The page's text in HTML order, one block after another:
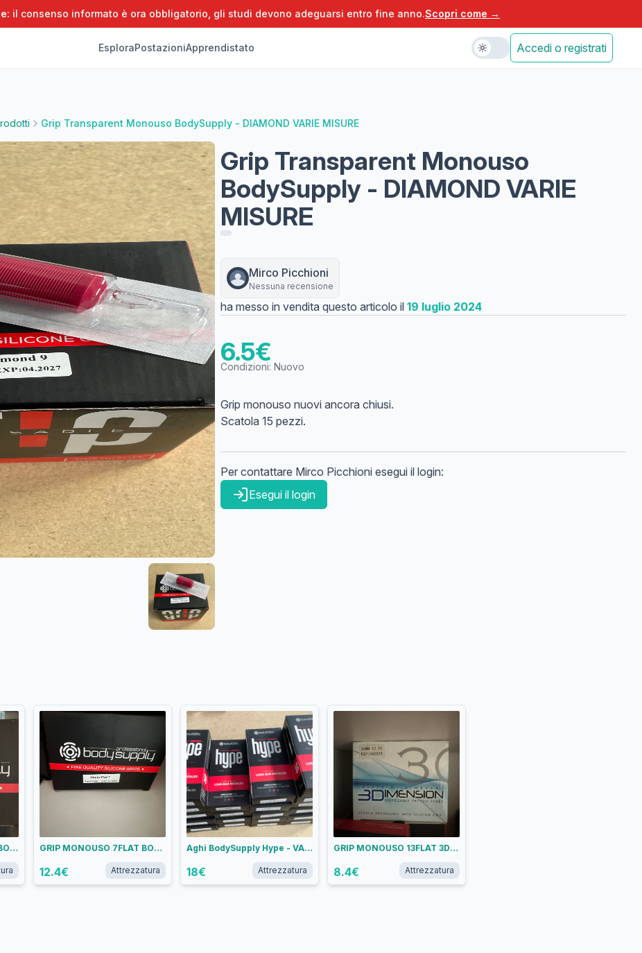
il consenso informato è ora obbligatorio, gli studi devono adeguarsi entro fine anno.Scopri come →
EsploraPostazioniApprendistato Accedi o registrati
Grip Transparent Monouso BodySupply - DIAMOND VARIE MISURE
Grip Transparent Monouso
BodySupply - DIAMOND VARIE
MISURE
Mirco Picchioni
Nessuna recensione
ha messo in vendita questo articolo il 19 luglio 2024
6.5€
Condizioni: Nuovo
Grip monouso nuovi ancora chiusi.
Scatola 15 pezzi.
Per contattare Mirco Picchioni esegui il login:
Esegui il login
GRIP MONOUSO 11FLAT BODYSUPPLY GRIP MONOUSO 7FLAT BODYSUPPLY
12.4€ Attrezzatura
Aghi BodySupply Hype - VARIE MISURE
18€ Attrezzatura
GRIP MONOUSO 13FLAT 3D TOUCH
8.4€ Attrezzatura